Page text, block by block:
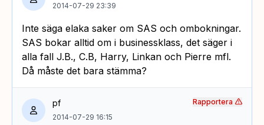
2014-07-29 23:39
Inte säga elaka saker om SAS och ombokningar.
SAS bokar alltid om i businessklass, det säger i
alla fall J.B., C.B, Harry, Linkan och Pierre mfl.
Då måste det bara stämma?
pf
2014-07-29 16:15
Rapportera